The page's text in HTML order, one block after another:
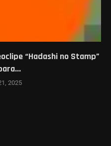
“Hadashi no Stamp”
2025